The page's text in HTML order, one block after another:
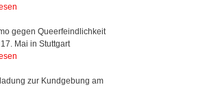
gegen Queerfeindlichkeit
Mai in Stuttgart
zur Kundgebung am